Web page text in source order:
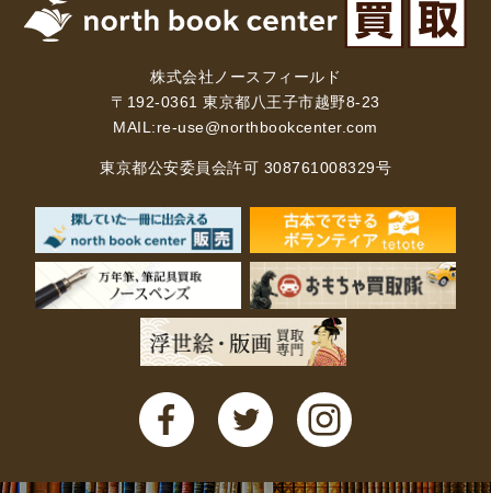
暮らしと健康
ガーデニング
クッキング・レシピ本・グルメ
住まい・インテリア
占い
手芸・クラフト
趣味・スポーツ
自転車・サイクリング 釣り
キャンプ
他スポーツ
登山・ハイキング・クライミング
資格検定・辞書辞典
公務員・教員採用試験
医療・看護資格
英語学習
工学・技術・環境
株式会社ノースフィールド
〒192-0361 東京都八王子市越野8-23
MAIL:re-use@northbookcenter.com
東京都公安委員会許可 308761008329号